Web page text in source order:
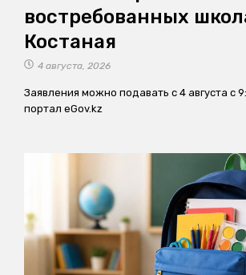
востребованных
Костаная
4 августа, 2026
Заявления можно подавать с 4 августа с
портал eGov.kz